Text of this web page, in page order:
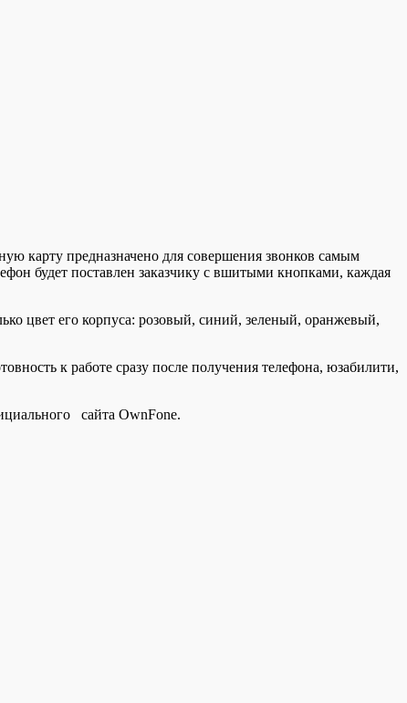
карту предназначено для совершения звонков самым
будет поставлен заказчику с вшитыми кнопками, каждая
цвет его корпуса: розовый, синий, зеленый, оранжевый,
к работе сразу после получения телефона, юзабилити,
сайта OwnFone.